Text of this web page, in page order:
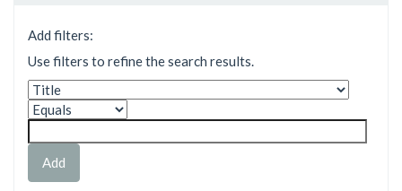
Add filters:
Use filters to refine the search results.